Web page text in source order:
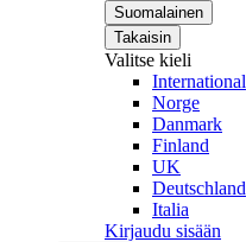
Suomalainen
Takaisin
Valitse kieli
International
Norge
Danmark
Finland
UK
Deutschland
Italia
Kirjaudu sisään